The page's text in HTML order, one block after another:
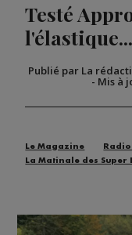
Testé
Publié par La
- Mis à
Le Magazine
La Matinale des Super